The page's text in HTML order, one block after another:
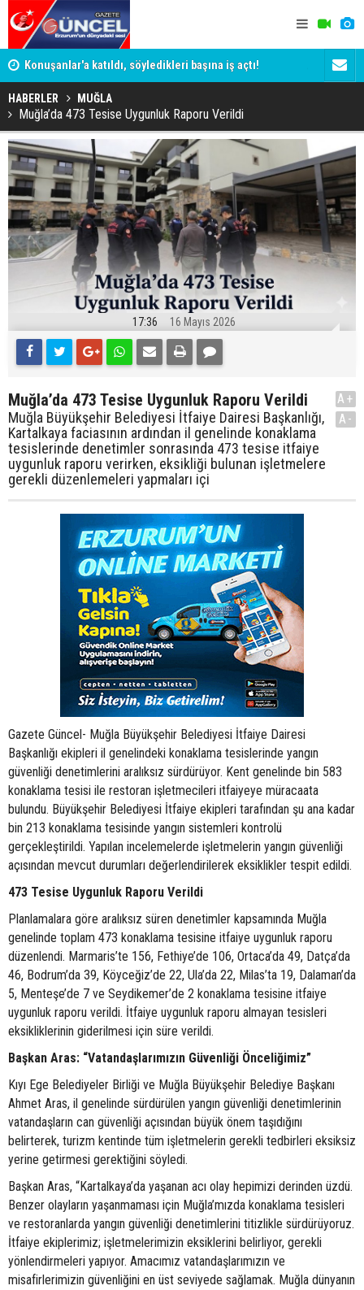
Konuşanlar'a katıldı, söyledikleri başına iş açtı!
Gözaltına alındı
ADALET
HABERLER MUĞLA
Muğla’da 473 Tesise Uygunluk Raporu Verildi
17:36 16 Mayıs 2026
Muğla’da 473 Tesise Uygunluk Raporu Verildi
Muğla Büyükşehir Belediyesi İtfaiye Dairesi Başkanlığı,
Kartalkaya faciasının ardından il genelinde konaklama
tesislerinde denetimler sonrasında 473 tesise itfaiye
uygunluk raporu verirken, eksikliği bulunan işletmelere
gerekli düzenlemeleri yapmaları içi
A+
A-
Gazete Güncel- Muğla Büyükşehir Belediyesi İtfaiye Dairesi
Başkanlığı ekipleri il genelindeki konaklama tesislerinde yangın
güvenliği denetimlerini aralıksız sürdürüyor. Kent genelinde bin 583
konaklama tesisi ile restoran işletmecileri itfaiyeye müracaata
bulundu. Büyükşehir Belediyesi İtfaiye ekipleri tarafından şu ana kadar
bin 213 konaklama tesisinde yangın sistemleri kontrolü
gerçekleştirildi. Yapılan incelemelerde işletmelerin yangın güvenliği
açısından mevcut durumları değerlendirilerek eksiklikler tespit edildi.
473 Tesise Uygunluk Raporu Verildi
Planlamalara göre aralıksız süren denetimler kapsamında Muğla
genelinde toplam 473 konaklama tesisine itfaiye uygunluk raporu
düzenlendi. Marmaris’te 156, Fethiye’de 106, Ortaca’da 49, Datça’da
46, Bodrum’da 39, Köyceğiz’de 22, Ula’da 22, Milas’ta 19, Dalaman’da
5, Menteşe’de 7 ve Seydikemer’de 2 konaklama tesisine itfaiye
uygunluk raporu verildi. İtfaiye uygunluk raporu almayan tesisleri
eksikliklerinin giderilmesi için süre verildi.
Başkan Aras: “Vatandaşlarımızın Güvenliği Önceliğimiz”
Kıyı Ege Belediyeler Birliği ve Muğla Büyükşehir Belediye Başkanı
Ahmet Aras, il genelinde sürdürülen yangın güvenliği denetimlerinin
vatandaşların can güvenliği açısından büyük önem taşıdığını
belirterek, turizm kentinde tüm işletmelerin gerekli tedbirleri eksiksiz
yerine getirmesi gerektiğini söyledi.
Başkan Aras, “Kartalkaya’da yaşanan acı olay hepimizi derinden üzdü.
Benzer olayların yaşanmaması için Muğla’mızda konaklama tesisleri
ve restoranlarda yangın güvenliği denetimlerini titizlikle sürdürüyoruz.
İtfaiye ekiplerimiz; işletmelerimizin eksiklerini belirliyor, gerekli
yönlendirmeleri yapıyor. Amacımız vatandaşlarımızın ve
misafirlerimizin güvenliğini en üst seviyede sağlamak. Muğla dünyanın